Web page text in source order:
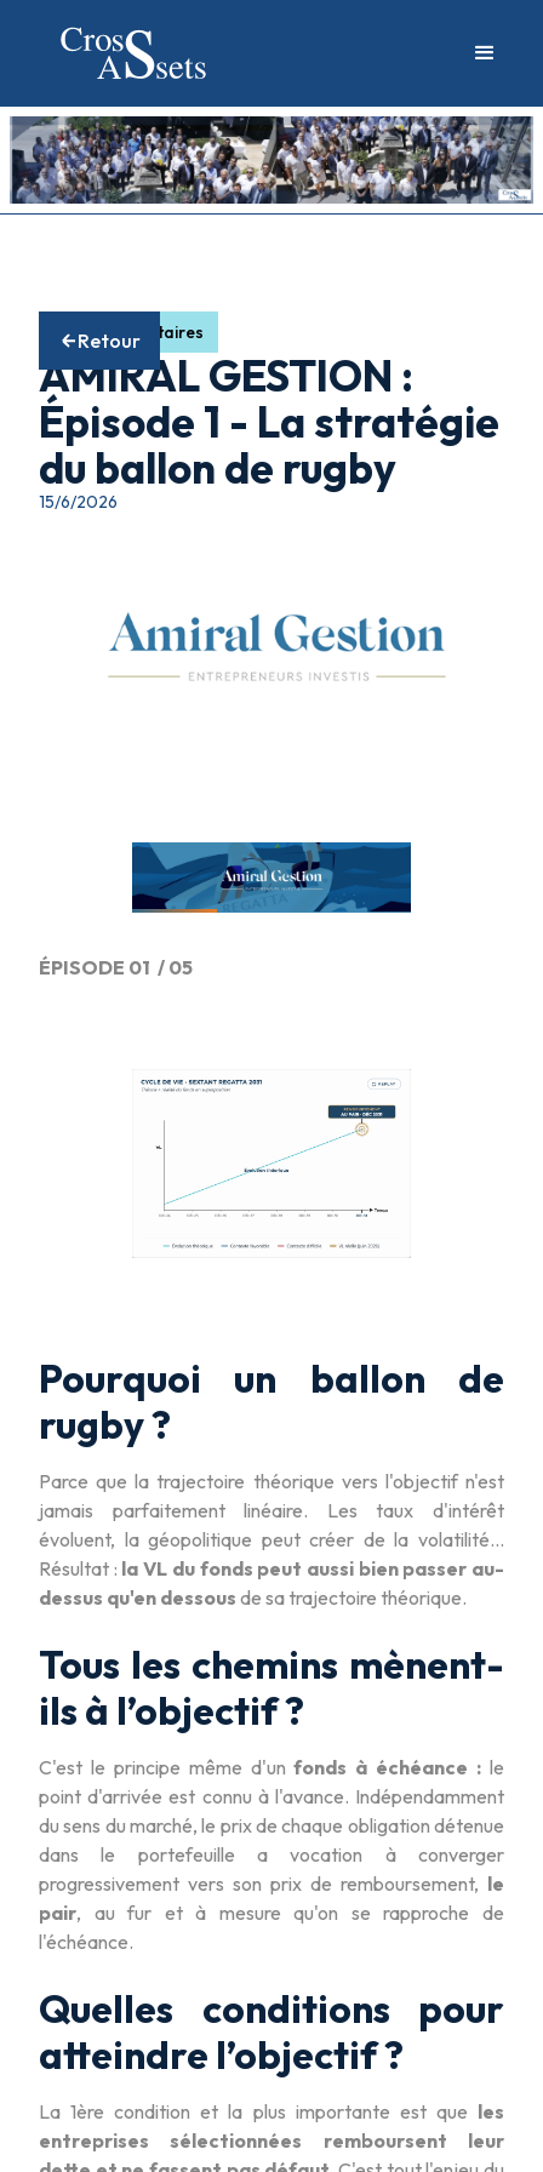
Retour
Fonds obligataires
AMIRAL GESTION :
Épisode 1 - La stratégie
du ballon de rugby
15/6/2026
ÉPISODE 01 / 05
Pourquoi un ballon de
rugby ?
Parce que la trajectoire théorique vers l'objectif n'est
jamais parfaitement linéaire. Les taux d'intérêt
évoluent, la géopolitique peut créer de la volatilité…
Résultat : la VL du fonds peut aussi bien passer au-
dessus qu'en dessous de sa trajectoire théorique.
Tous les chemins mènent-
ils à l’objectif ?
C'est le principe même d'unfonds à échéance : le
point d'arrivée est connu à l'avance. Indépendamment
du sens du marché, le prix de chaque obligation détenue
dans le portefeuille a vocation à converger
progressivement vers son prix de remboursement, le
pair, au fur et à mesure qu'on se rapproche de
l'échéance.
Quelles conditions pour
atteindre l’objectif ?
La 1ère condition et la plus importante est que les
entreprises sélectionnées remboursent leur